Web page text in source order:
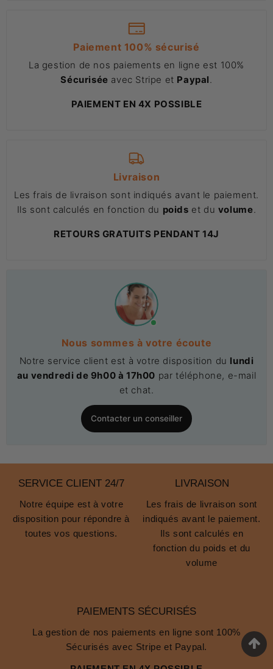
Paiement 100% sécurisé
La gestion de nos paiements en ligne est 100%
Sécurisée avec Stripe et Paypal
PAIEMENT EN 4X POSSIBLE
Livraison
Les frais de livraison sont indiqués avant le paiement.
Ils sont calculés en fonction du poids et du volume
RETOURS GRATUITS PENDANT 14J
Nous sommes à votre écoute
Notre service client est à votre disposition du lundi
au vendredi de 9h00 à 17h00 par téléphone, e-mail
et chat.
Contacter un conseiller
SERVICE CLIENT 24/7
Notre équipe est à votre
disposition pour répondre à
toutes vos questions.
LIVRAISON
Les frais de livraison sont
indiqués avant le paiement.
Ils sont calculés en
fonction du poids et du
volume
PAIEMENTS SÉCURISÉS
La gestion de nos paiements en ligne sont 100%
Sécurisés avec Stripe et Paypal.